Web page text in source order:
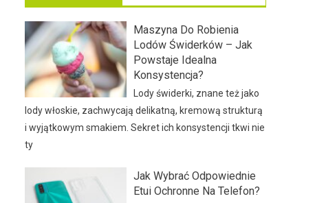
Maszyna Do Robienia
Lodów Świderków – Jak
Powstaje Idealna
Konsystencja?
Lody świderki, znane też jako
lody włoskie, zachwycają delikatną, kremową strukturą
i wyjątkowym smakiem. Sekret ich konsystencji tkwi nie
ty
Jak Wybrać Odpowiednie
Etui Ochronne Na Telefon?